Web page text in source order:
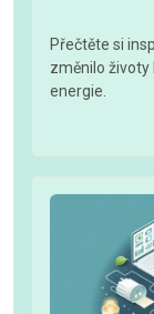
Přečtěte si
změnilo životy
energie.